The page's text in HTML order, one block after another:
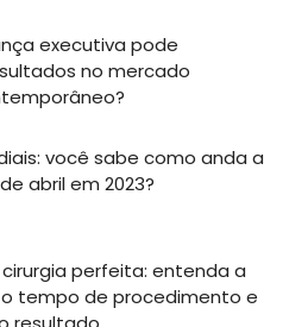
executiva pode
no mercado
você sabe como anda a
abril em 2023?
perfeita: entenda a
tempo de procedimento e